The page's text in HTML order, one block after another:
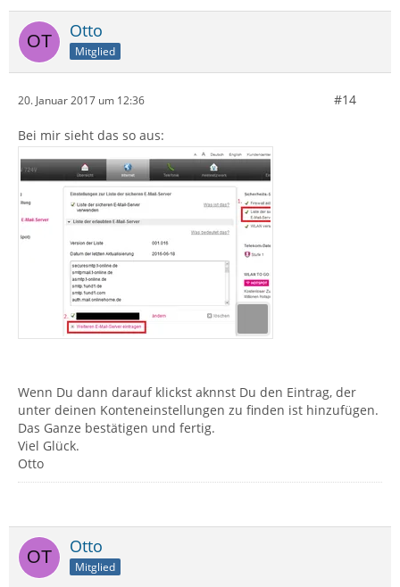
Otto
Mitglied
20. Januar 2017 um 12:36 #14
Bei mir sieht das so aus:
Wenn Du dann darauf klickst aknnst Du den Eintrag, der
unter deinen Konteneinstellungen zu finden ist hinzufügen.
Das Ganze bestätigen und fertig.
Viel Glück.
Otto
Otto
Mitglied